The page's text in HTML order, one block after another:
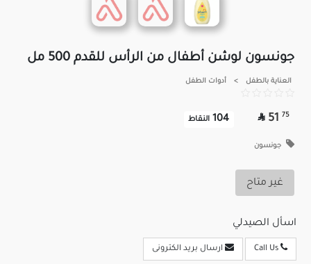
جونسون لوشن أطفال من الرأس للقدم 500 مل
العناية بالطفل > أدوات الطفل
75
51

104 النقاط
جونسون
غير متاح
اسأل الصيدلي
ارسال بريد الكترونى